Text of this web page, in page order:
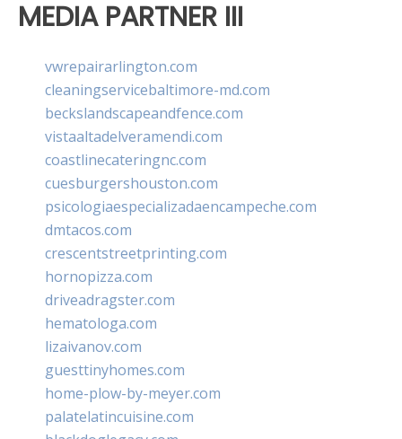
MEDIA PARTNER III
vwrepairarlington.com
cleaningservicebaltimore-md.com
beckslandscapeandfence.com
vistaaltadelveramendi.com
coastlinecateringnc.com
cuesburgershouston.com
psicologiaespecializadaencampeche.com
dmtacos.com
crescentstreetprinting.com
hornopizza.com
driveadragster.com
hematologa.com
lizaivanov.com
guesttinyhomes.com
home-plow-by-meyer.com
palatelatincuisine.com